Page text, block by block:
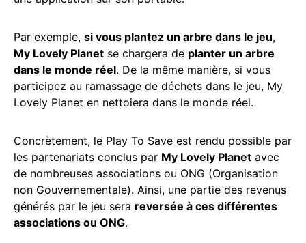
Par exemple, si vous plantez un arbre dans le jeu,
My Lovely Planet se chargera de planter un arbre
dans le monde réel. De la même manière, si vous
participez au ramassage de déchets dans le jeu, My
Lovely Planet en nettoiera dans le monde réel.
Concrètement, le Play To Save est rendu possible par
les partenariats conclus par My Lovely Planet avec
de nombreuses associations ou ONG (Organisation
non Gouvernementale). Ainsi, une partie des revenus
générés par le jeu sera reversée à ces différentes
associations ou ONG.